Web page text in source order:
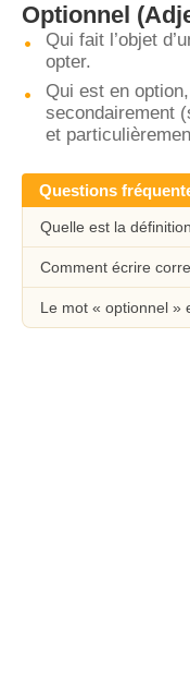
Optionnel
Qui fait l’objet
opter.
Qui est en
secondairement
et
Questions
Quelle est la
Comment écrire
Le mot « optionnel »